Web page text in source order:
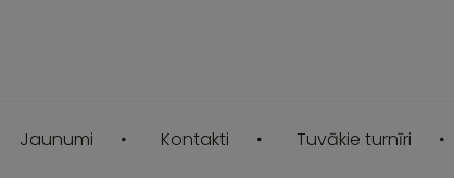
Jaunumi Kontakti Tuvākie turnīri